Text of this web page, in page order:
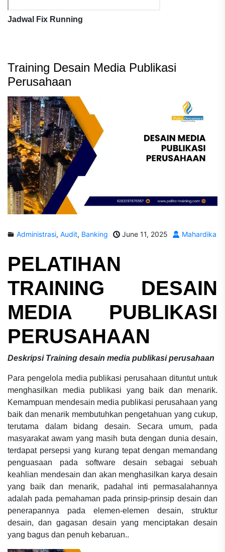
Jadwal Fix Running
Training Desain Media Publikasi
Perusahaan
Administrasi, Audit, Banking June 11, 2025 Mahardika
PELATIHAN
TRAINING DESAIN
MEDIA PUBLIKASI
PERUSAHAAN
Deskripsi Training desain media publikasi perusahaan
Para pengelola media publikasi perusahaan dituntut untuk
menghasilkan media publikasi yang baik dan menarik.
Kemampuan mendesain media publikasi perusahaan yang
baik dan menarik membutuhkan pengetahuan yang cukup,
terutama dalam bidang desain. Secara umum, pada
masyarakat awam yang masih buta dengan dunia desain,
terdapat persepsi yang kurang tepat dengan memandang
penguasaan pada software desain sebagai sebuah
keahlian mendesain dan akan menghasilkan karya desain
yang baik dan menarik, padahal inti permasalahannya
adalah pada pemahaman pada prinsip-prinsip desain dan
penerapannya pada elemen-elemen desain, struktur
desain, dan gagasan desain yang menciptakan desain
yang bagus dan penuh kebaruan..